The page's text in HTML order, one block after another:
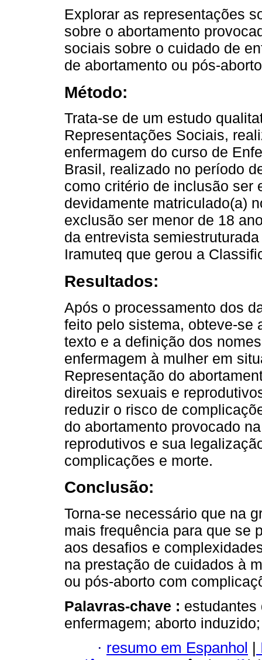
Explorar as representações
sobre o abortamento
sociais sobre o cuidado de
de abortamento ou pós-
Método:
Trata-se de um estudo
Representações Sociais,
enfermagem do curso de
Brasil, realizado no período
como critério de inclusão ser
devidamente matriculado(a)
exclusão ser menor de 18
da entrevista
Iramuteq que gerou a
Resultados:
Após o processamento dos
feito pelo sistema, obteve-se
texto e a definição dos
enfermagem à mulher em
Representação do
direitos sexuais e
reduzir o risco de
do abortamento provocado
reprodutivos e sua
complicações e morte.
Conclusão:
Torna-se necessário que na
mais frequência para que se
aos desafios e
na prestação de cuidados à
ou pós-aborto com
Palavras-chave : estudantes
enfermagem; aborto
· resumo em Espanhol